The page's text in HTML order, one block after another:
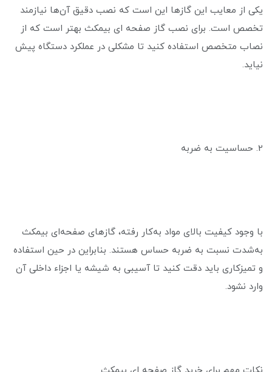
یکی از معایب این گازها این است که نصب دقیق آن‌ها نیازمند
تخصص است. برای نصب گاز صفحه ای بیمکث بهتر است که از
نصاب متخصص استفاده کنید تا مشکلی در عملکرد دستگاه پیش
نیاید.
2. حساسیت به ضربه
با وجود کیفیت بالای مواد به‌کار رفته، گازهای صفحه‌ای بیمکث
به‌شدت نسبت به ضربه حساس هستند. بنابراین در حین استفاده
و تمیزکاری باید دقت کنید تا آسیبی به شیشه یا اجزاء داخلی آن
وارد نشود.